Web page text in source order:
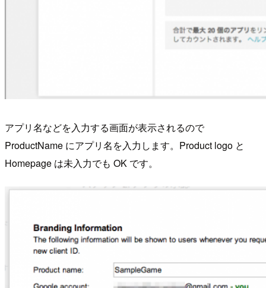
アプリ名などを入力する画面が表示されるので
ProductName にアプリ名を入力します。Product logo と
Homepage は未入力でも OK です。